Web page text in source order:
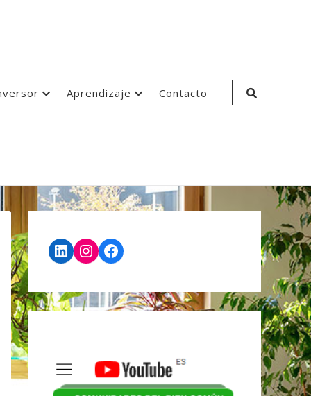
Aprendizaje Contacto
Search
LinkedIn
Instagram
Facebook